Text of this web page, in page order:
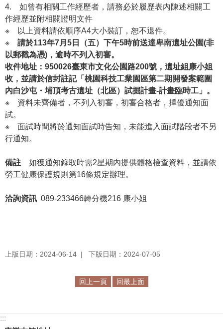
服
務
信
箱
網
站
導
覽
S
網
資
告
4.
如曾有相關工作經歷者，請務必於履歷表內陳述相關工
作經歷並附相關證明文件
※
以上資料請依順序A4大小裝訂，恕不退件。
※
請於113年7月5日（五）下午5時前送達卑南遺址公園(非
以郵戳為憑)，逾時不列入初審。
收件地址： 950026臺東市文化公園路200號 ，遺址組康小姐
收，並請於信封註記「桃園科技工業園區第二期開發案範圍
內白沙屯・埔頂考古遺址（北區）試掘計畫-計畫臨時工」。
※
資料未齊備者，不列入初審，初審合格者，擇優通知面
試。
※
面試時間將於通知面試時告知，未能進入面試階段者不另
行通知。
備註
如獲通知錄取時需2星期內提供體格檢查資料，並請依
勞工健康保護規則第16條規定辦理。
洽詢資訊 089-233466轉分機216 康小姐
上版日期：2024-06-14 下版日期：2024-07-05
回上一頁 回最上面
:::